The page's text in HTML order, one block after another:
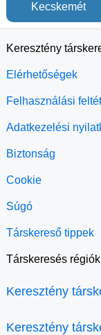
Kecskemét
Keresztény
Elérhetőségek
Felhasználási
Adatkezelési
Biztonság
Cookie
Súgó
Társkereső tippek
Társkeresés
Keresztény
Keresztény